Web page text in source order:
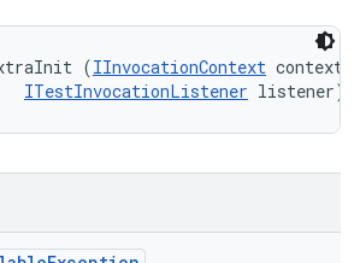
(IInvocationContext
ITestInvocationListener listener)